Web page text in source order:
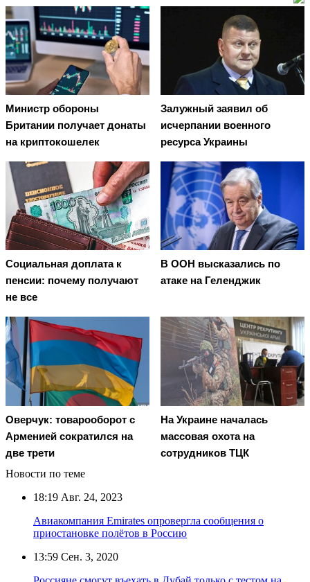
Министр обороны
Британии получает донаты
на криптокошелек
Залужный заявил об
исчерпании военного
ресурса Украины
Социальная доплата к
пенсии: почему получают
не все
В ООН высказались по
атаке на Геленджик
Оверчук: товарооборот с
Арменией сократился на
две трети
На Украине началась
массовая охота на
сотрудников ТЦК
Новости по теме
18:19 Авг. 24, 2023
Авиакомпания Emirates опровергла сообщения о
приостановке полётов в Россию
13:59 Сен. 3, 2020